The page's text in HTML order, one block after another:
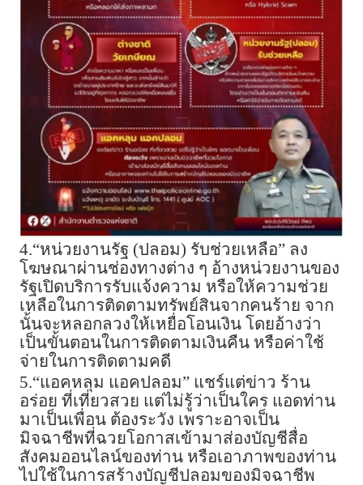
4.“หน่วยงานรัฐ (ปลอม) รับช่วยเหลือ” ลง
โฆษณาผ่านช่องทางต่าง ๆ อ้างหน่วยงานของ
รัฐเปิดบริการรับแจ้งความ หรือให้ความช่วย
เหลือในการติดตามทรัพย์สินจากคนร้าย จาก
นั้นจะหลอกลวงให้เหยื่อโอนเงิน โดยอ้างว่า
เป็นขั้นตอนในการติดตามเงินคืน หรือค่าใช้
จ่ายในการติดตามคดี
5.“แอคหลุม แอคปลอม” แชร์แต่ข่าว ร้าน
อร่อย ที่เที่ยวสวย แต่ไม่รู้ว่าเป็นใคร แอดท่าน
มาเป็นเพื่อน ต้องระวัง เพราะอาจเป็น
มิจฉาชีพที่ฉวยโอกาสเข้ามาส่องบัญชีสื่อ
สังคมออนไลน์ของท่าน หรือเอาภาพของท่าน
ไปใช้ในการสร้างบัญชีปลอมของมิจฉาชีพ